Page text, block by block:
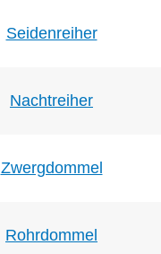
Seidenreiher
Nachtreiher
Zwergdommel
Rohrdommel